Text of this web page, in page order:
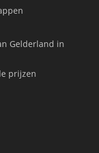
Gelderland in
prijzen